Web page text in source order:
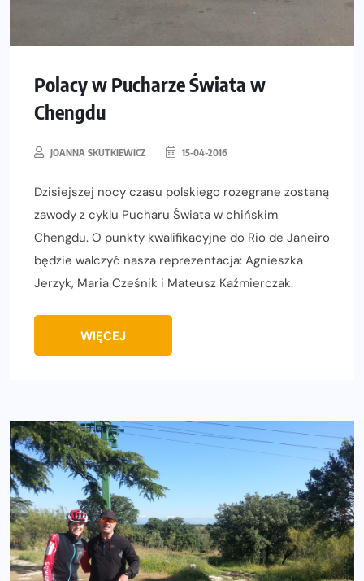
Polacy w Pucharze Świata w
Chengdu
JOANNA SKUTKIEWICZ 15-04-2016
Dzisiejszej nocy czasu polskiego rozegrane zostaną
zawody z cyklu Pucharu Świata w chińskim
Chengdu. O punkty kwalifikacyjne do Rio de Janeiro
będzie walczyć nasza reprezentacja: Agnieszka
Jerzyk, Maria Cześnik i Mateusz Kaźmierczak.
WIĘCEJ